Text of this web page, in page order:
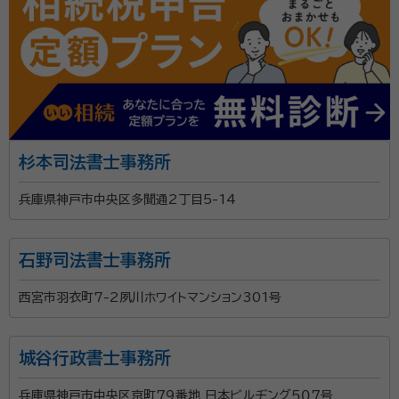
杉本司法書士事務所
兵庫県神戸市中央区多聞通2丁目5-14
石野司法書士事務所
西宮市羽衣町7-2夙川ホワイトマンション301号
城谷行政書士事務所
兵庫県神戸市中央区京町７９番地 日本ビルヂング５０７号